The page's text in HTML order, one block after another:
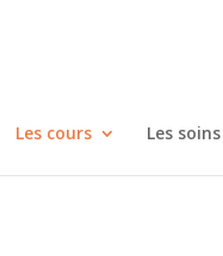
Les cours Les soins